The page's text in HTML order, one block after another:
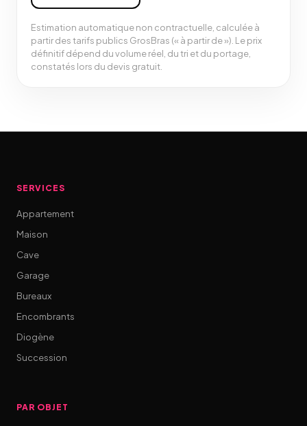
Estimation automatique non contractuelle, calculée à
partir des tarifs publics GrosBras (« à partir de »). Le prix
définitif dépend du volume réel, du tri et du portage,
constatés lors du devis gratuit.
SERVICES
Appartement
Maison
Cave
Garage
Bureaux
Encombrants
Diogène
Succession
PAR OBJET